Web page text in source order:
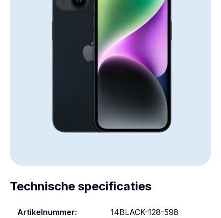
Technische specificaties
Artikelnummer: 14BLACK-128-598